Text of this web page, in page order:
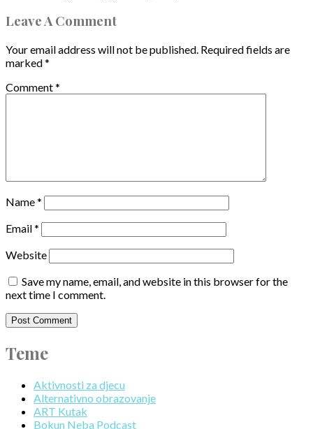
Leave A Comment
Your email address will not be published. Required fields are
marked*
Comment*
Name*
Email*
Website
Save my name, email, and website in this browser for the
next time I comment.
Teme
Aktivnosti za djecu
Alternativno obrazovanje
ART Kutak
Bokun Neba Podcast